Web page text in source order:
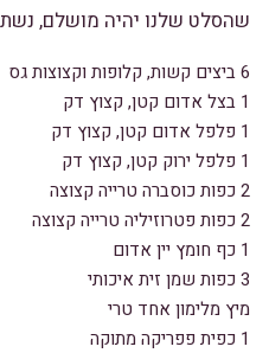
שהסלט שלנו יהיה מושלם,
6 ביצים קשות, קלופות וקצוצות גס
1 בצל אדום קטן, קצוץ דק
1 פלפל אדום קטן, קצוץ דק
1 פלפל ירוק קטן, קצוץ דק
2 כפות כוסברה טרייה קצוצה
2 כפות פטרוזיליה טרייה קצוצה
1 כף חומץ יין אדום
3 כפות שמן זית איכותי
מיץ מלימון אחד טרי
1 כפית פפריקה מתוקה